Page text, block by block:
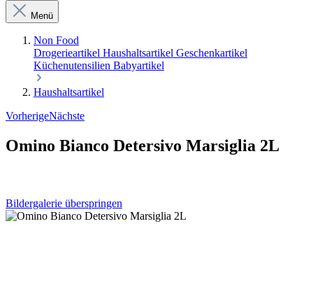
Menü
Non Food
Drogerieartikel Haushaltsartikel Geschenkartikel
Küchenutensilien Babyartikel
Haushaltsartikel
VorherigeNächste
Omino Bianco Detersivo Marsiglia 2L
Bildergalerie überspringen